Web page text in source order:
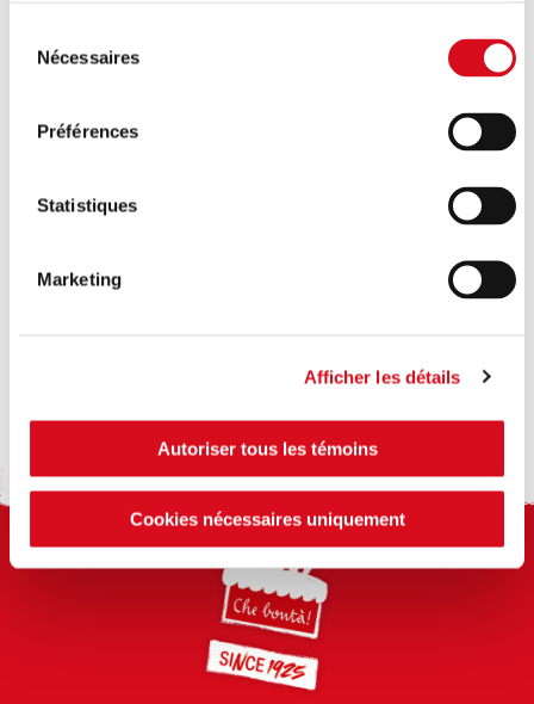
certaines fonctionnalités du site peuvent ne plus être
Nécessaires
Préférences
Statistiques
Marketing
Afficher les détails
Autoriser tous les témoins
Cookies nécessaires uniquement
Êtes-vous un/​e représentant/​e
Footer